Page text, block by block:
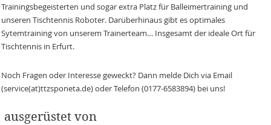
Trainingsbegeisterten und sogar extra Platz für Balleimertraining und
unseren Tischtennis Roboter. Darüberhinaus gibt es optimales
Sytemtraining von unserem Trainerteam… Insgesamt der ideale Ort für
Tischtennis in Erfurt.
Noch Fragen oder Interesse geweckt? Dann melde Dich via Email
(service(at)ttzsponeta.de) oder Telefon (0177-6583894) bei uns!
ausgerüstet von